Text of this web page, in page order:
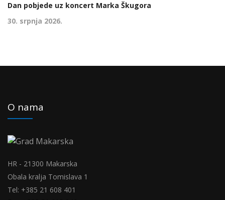
Dan pobjede uz koncert Marka Škugora
30. srpnja 2026.
O nama
HR - 21300 Makarska
Obala kralja Tomislava 1
Tel: +385 21 608 401